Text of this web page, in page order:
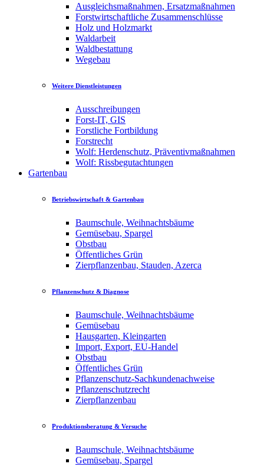
Ausgleichsmaßnahmen, Ersatzmaßnahmen
Forstwirtschaftliche Zusammenschlüsse
Holz und Holzmarkt
Waldarbeit
Waldbestattung
Wegebau
Weitere Dienstleistungen
Ausschreibungen
Forst-IT, GIS
Forstliche Fortbildung
Forstrecht
Wolf: Herdenschutz, Präventivmaßnahmen
Wolf: Rissbegutachtungen
Gartenbau
Betriebswirtschaft & Gartenbau
Baumschule, Weihnachtsbäume
Gemüsebau, Spargel
Obstbau
Öffentliches Grün
Zierpflanzenbau, Stauden, Azerca
Pflanzenschutz & Diagnose
Baumschule, Weihnachtsbäume
Gemüsebau
Hausgarten, Kleingarten
Import, Export, EU-Handel
Obstbau
Öffentliches Grün
Pflanzenschutz-Sachkundenachweise
Pflanzenschutzrecht
Zierpflanzenbau
Produktionsberatung & Versuche
Baumschule, Weihnachtsbäume
Gemüsebau, Spargel